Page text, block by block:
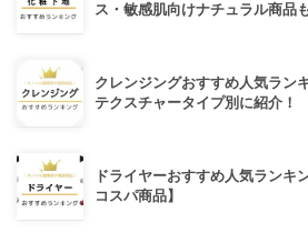
ス・敏感肌向けナチュラル商品
クレンジングおすすめ人気ラン
テクスチャータイプ別に紹介！
ドライヤーおすすめ人気ランキ
コスパ商品】